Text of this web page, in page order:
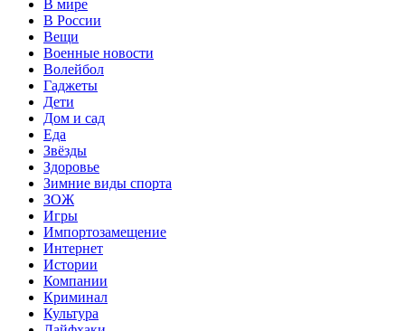
В мире
В России
Вещи
Военные новости
Волейбол
Гаджеты
Дети
Дом и сад
Еда
Звёзды
Здоровье
Зимние виды спорта
ЗОЖ
Игры
Импортозамещение
Интернет
Истории
Компании
Криминал
Культура